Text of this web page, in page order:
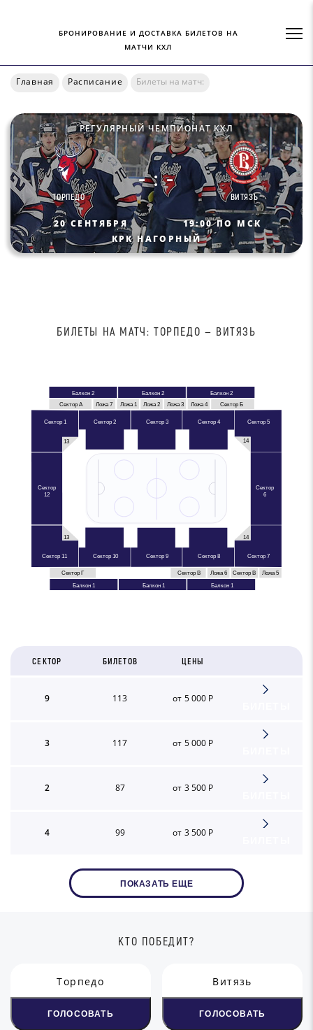
БРОНИРОВАНИЕ И ДОСТАВКА БИЛЕТОВ НА
МАТЧИ КХЛ
Главная Расписание Билеты на матч:
РЕГУЛЯРНЫЙ ЧЕМПИОНАТ КХЛ
ТОРПЕДО
- : -
ВИТЯЗЬ
20 СЕНТЯБРЯ
19:00 ПО МСК
КРК НАГОРНЫЙ
БИЛЕТЫ НА МАТЧ: ТОРПЕДО — ВИТЯЗЬ
Балкон 2 Балкон 2
Балкон 2
Балкон 1 Балкон 1
Балкон 1
Сектор А Ложа 7 Ложа 1 Ложа 2 Ложа 3 Ложа 4 Сектор Б
Сектор 1 Сектор 2 Сектор 3 Сектор 4 Сектор 5
Сектор 11 Сектор 10 Сектор 9 Сектор 8 Сектор 7
Сектор
12
Сектор
6
13 14
13 14
Сектор Г Сектор В
Ложа 6 Ложа 5
Сектор В
СЕКТОР БИЛЕТОВ ЦЕНЫ
9 113 от 5 000 Р
3 117 от 5 000 Р
2 87 от 3 500 Р
4 99 от 3 500 Р
ПОКАЗАТЬ ЕЩЕ
КТО ПОБЕДИТ?
Торпедо
ГОЛОСОВАТЬ
Витязь
ГОЛОСОВАТЬ